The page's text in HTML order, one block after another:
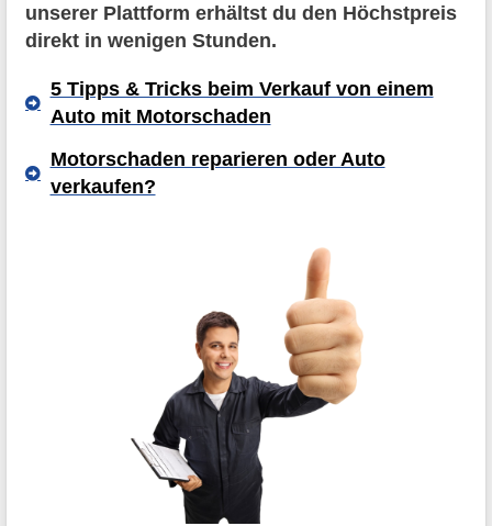
unserer Plattform erhältst du den Höchstpreis
direkt in wenigen Stunden.
5 Tipps & Tricks beim Verkauf von einem
Auto mit Motorschaden
Motorschaden reparieren oder Auto
verkaufen?